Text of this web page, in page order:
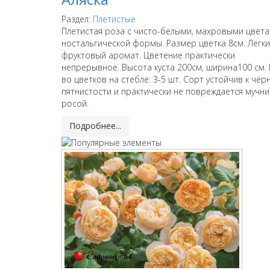
Раздел: Плетистые
Плетистая роза с чисто-белыми, махровыми
ностальгической формы. Размер цветка 8см.
фруктовый аромат. Цветение практически
непрерывное. Высота куста 200см, ширина100 см.
во цветков на стебле: 3-5 шт. Сорт устойчив к
пятнистости и практически не повреждается
росой.
Подробнее...